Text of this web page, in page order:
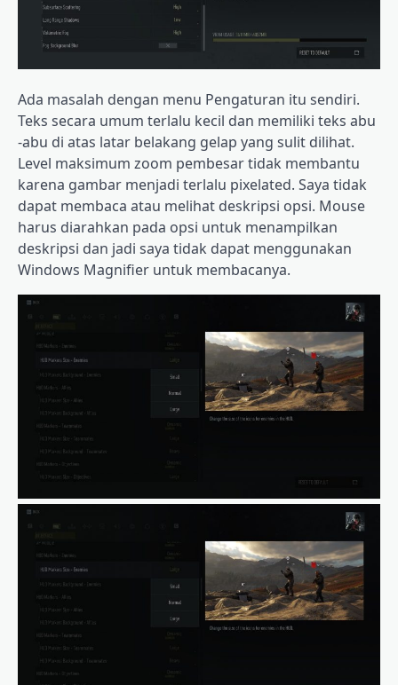
Ada masalah dengan menu Pengaturan itu sendiri.
Teks secara umum terlalu kecil dan memiliki teks abu
-abu di atas latar belakang gelap yang sulit dilihat.
Level maksimum zoom pembesar tidak membantu
karena gambar menjadi terlalu pixelated. Saya tidak
dapat membaca atau melihat deskripsi opsi. Mouse
harus diarahkan pada opsi untuk menampilkan
deskripsi dan jadi saya tidak dapat menggunakan
Windows Magnifier untuk membacanya.